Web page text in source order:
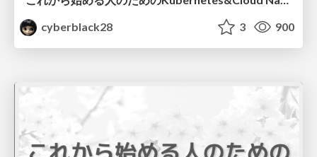
cyberblack28
3 900